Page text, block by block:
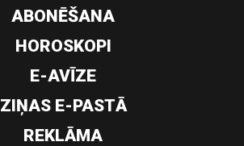
ABONĒŠANA
HOROSKOPI
E-AVĪZE
ZIŅAS E-PASTĀ
REKLĀMA